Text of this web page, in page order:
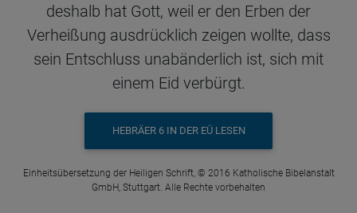
deshalb hat Gott, weil er den Erben der
Verheißung ausdrücklich zeigen wollte, dass
sein Entschluss unabänderlich ist, sich mit
einem Eid verbürgt.
HEBRÄER 6 IN DER EÜ LESEN
Einheitsübersetzung der Heiligen Schrift, © 2016 Katholische Bibelanstalt
GmbH, Stuttgart. Alle Rechte vorbehalten